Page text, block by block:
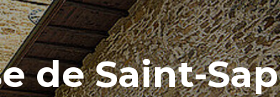
de Saint-